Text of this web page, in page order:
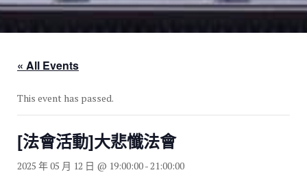
« All Events
This event has passed.
[法會活動]大悲懺法會
2025 年 05 月 12 日 @ 19:00:00-21:00:00